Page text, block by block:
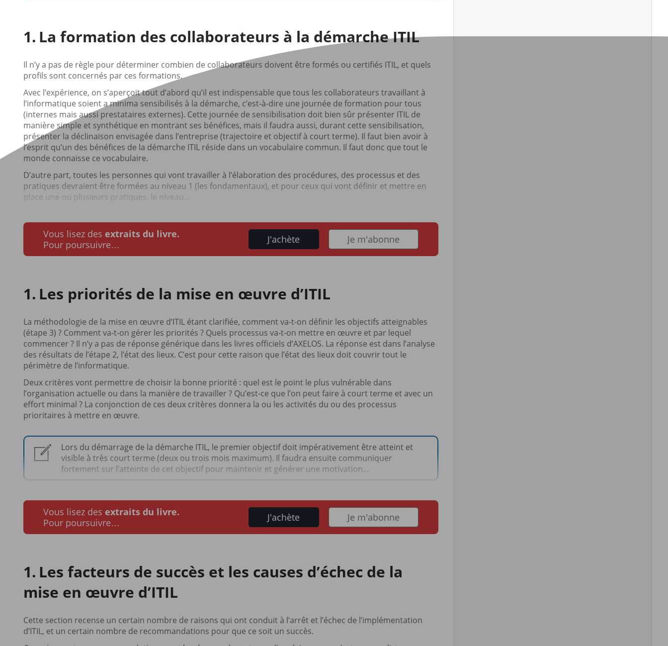
La formation des collaborateurs à la démarche ITIL
Il n’y a pas de règle pour déterminer combien de collaborateurs doivent être formés ou certifiés ITIL, et quels
profils sont concernés par ces formations.
Avec l’expérience, on s’aperçoit tout d’abord qu’il est indispensable que tous les collaborateurs travaillant à
l’informatique soient a minima sensibilisés à la démarche, c’est-à-dire une journée de formation pour tous
(internes mais aussi prestataires externes). Cette journée de sensibilisation doit bien sûr présenter ITIL de
manière simple et synthétique en montrant ses bénéfices, mais il faudra aussi, durant cette sensibilisation,
présenter la déclinaison envisagée dans l’entreprise (trajectoire et objectif à court terme). Il faut bien avoir à
l’esprit qu’un des bénéfices de la démarche ITIL réside dans un vocabulaire commun. Il faut donc que tout le
monde connaisse ce vocabulaire.
D’autre part, toutes les personnes qui vont travailler à l’élaboration des procédures, des processus et des
pratiques devraient être formées au niveau 1 (les fondamentaux), et pour ceux qui vont définir et mettre en
place une ou plusieurs pratiques, le niveau...
Vous lisez des extraits du livre.
Pour poursuivre…
J'achète Je m'abonne
Les priorités de la mise en œuvre d’ITIL
La méthodologie de la mise en œuvre d’ITIL étant clarifiée, comment va-t-on définir les objectifs atteignables
(étape 3) ? Comment va-t-on gérer les priorités ? Quels processus va-t-on mettre en œuvre et par lequel
commencer ? Il n’y a pas de réponse générique dans les livres officiels d’AXELOS. La réponse est dans l’analyse
des résultats de l’étape 2, l’état des lieux. C’est pour cette raison que l’état des lieux doit couvrir tout le
périmètre de l’informatique.
Deux critères vont permettre de choisir la bonne priorité : quel est le point le plus vulnérable dans
l’organisation actuelle ou dans la manière de travailler ? Qu’est-ce que l’on peut faire à court terme et avec un
effort minimal ? La conjonction de ces deux critères donnera la ou les activités du ou des processus
prioritaires à mettre en œuvre.
Lors du démarrage de la démarche ITIL, le premier objectif doit impérativement être atteint et
visible à très court terme (deux ou trois mois maximum). Il faudra ensuite communiquer
fortement sur l’atteinte de cet objectif pour maintenir et générer une motivation...
Vous lisez des extraits du livre.
Pour poursuivre…
J'achète Je m'abonne
Les facteurs de succès et les causes d’échec de la
mise en œuvre d’ITIL
Cette section recense un certain nombre de raisons qui ont conduit à l’arrêt et l’échec de l’implémentation
d’ITIL, et un certain nombre de recommandations pour que ce soit un succès.